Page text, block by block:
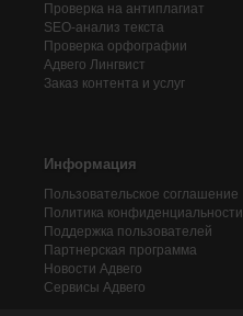
Проверка на антиплагиат
SEO-анализ текста
Проверка орфографии
Адвего Лингвист
Заказ контента и услуг
Информация
Пользовательское соглашение
Политика конфиденциальности
Поддержка пользователей
Партнерская программа
Новости Адвего
Сервисы Адвего